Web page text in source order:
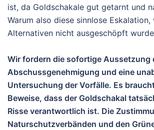
ist, da Goldschakale gut getarnt und
Warum also diese sinnlose Eskalation,
Alternativen nicht ausgeschöpft
Wir fordern die sofortige Aussetzung
Abschussgenehmigung und eine
Untersuchung der Vorfälle. Es
Beweise, dass der Goldschakal
Risse verantwortlich ist. Die
Naturschutzverbänden und den